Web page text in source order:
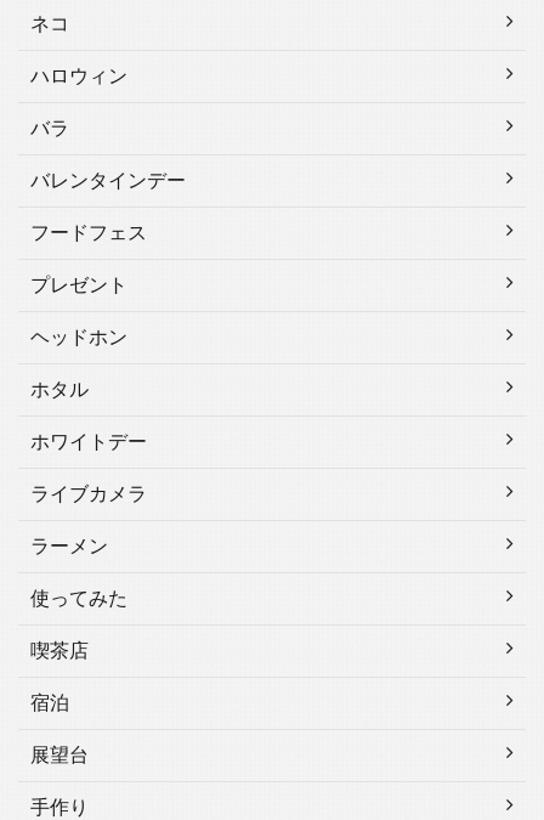
ネコ
ハロウィン
バラ
バレンタインデー
フードフェス
プレゼント
ヘッドホン
ホタル
ホワイトデー
ライブカメラ
ラーメン
使ってみた
喫茶店
宿泊
展望台
手作り